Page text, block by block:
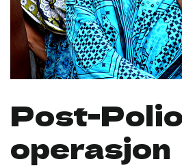
Post-Polio
operasjon